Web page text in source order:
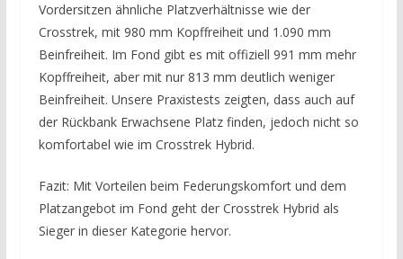
Vordersitzen ähnliche Platzverhältnisse wie der
Crosstrek, mit 980 mm Kopffreiheit und 1.090 mm
Beinfreiheit. Im Fond gibt es mit offiziell 991 mm mehr
Kopffreiheit, aber mit nur 813 mm deutlich weniger
Beinfreiheit. Unsere Praxistests zeigten, dass auch auf
der Rückbank Erwachsene Platz finden, jedoch nicht so
komfortabel wie im Crosstrek Hybrid.
Fazit: Mit Vorteilen beim Federungskomfort und dem
Platzangebot im Fond geht der Crosstrek Hybrid als
Sieger in dieser Kategorie hervor.